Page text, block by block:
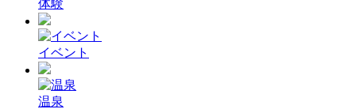
体験
イベント
温泉